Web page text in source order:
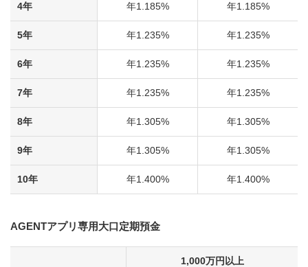
4年 年1.185% 年1.185%
5年 年1.235% 年1.235%
6年 年1.235% 年1.235%
7年 年1.235% 年1.235%
8年 年1.305% 年1.305%
9年 年1.305% 年1.305%
10年 年1.400% 年1.400%
AGENTアプリ専用大口定期預金
1,000万円以上